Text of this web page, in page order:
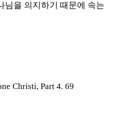
님을 의지하기 때문에 속는
Christi, Part 4. 69